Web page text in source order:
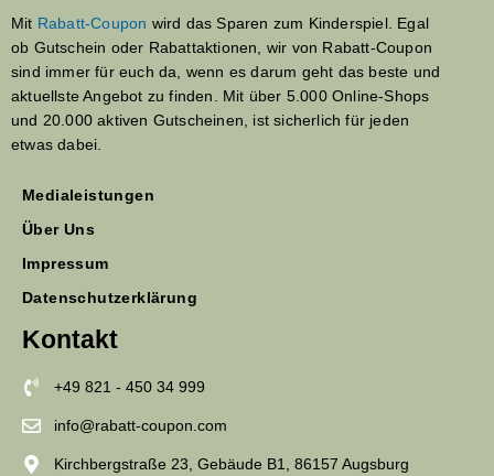
Mit Rabatt-Coupon wird das Sparen zum Kinderspiel. Egal
ob Gutschein oder Rabattaktionen, wir von Rabatt-Coupon
sind immer für euch da, wenn es darum geht das beste und
aktuellste Angebot zu finden. Mit über 5.000 Online-Shops
und 20.000 aktiven Gutscheinen, ist sicherlich für jeden
etwas dabei.
Medialeistungen
Über Uns
Impressum
Datenschutzerklärung
Kontakt
+49 821 - 450 34 999
info@rabatt-coupon.com
Kirchbergstraße 23, Gebäude B1, 86157 Augsburg